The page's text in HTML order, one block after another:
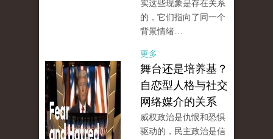
实这些现象是存在关系
的，它们指向了同一个
背景情绪…
更多
舞台还是培养基？
自恋型人格与社交
网络媒介的关系
威权政治是仇恨和恐惧
驱动的，民主政治是信